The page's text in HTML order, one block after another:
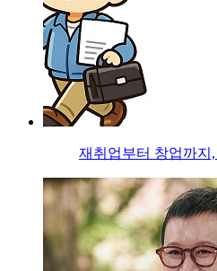
재취업부터 창업까지